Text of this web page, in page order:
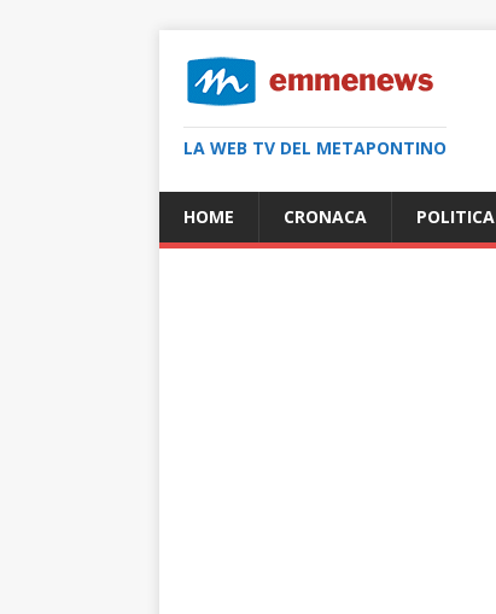
LA WEB TV DEL METAPONTINO
HOME CRONACA POLITICA